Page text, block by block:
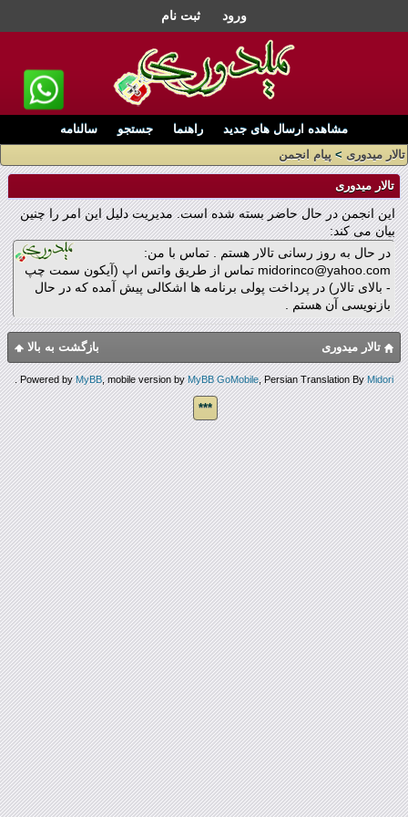
ورود ثبت نام
مشاهده ارسال های جدید راهنما جستجو
سالنامه
تالار میدوری > پیام انجمن
تالار میدوری
این انجمن در حال حاضر بسته شده است. مدیریت دلیل این امر را چنین
بیان می کند:
در حال به روز رسانی تالار هستم . تماس با من:
midorinco@yahoo.com تماس از طریق واتس اپ (آیکون سمت چپ
- بالای تالار) در پرداخت پولی برنامه ها اشکالی پیش آمده که در حال
بازنویسی آن هستم .
بازگشت به بالا تالار میدوری
Powered byMyBB, mobile version byMyBB GoMobile, Persian Translation ByMidori
.
***